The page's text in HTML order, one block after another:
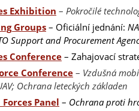
Exhibition – Pokročilé
Groups – Oficiální jednání:
Support and Procurement
Conference– Zahajovací
Conference– Vzdušná
Ochrana leteckých základen
Panel – Ochrana proti